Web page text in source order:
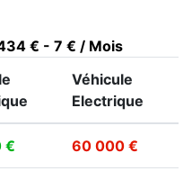
€ - 7 € / Mois
Véhicule
Electrique
€ 60 000 €